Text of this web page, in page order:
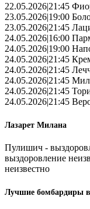
22.05.2026|21:45
23.05.2026|19:00
23.05.2026|21:45
24.05.2026|16:00
24.05.2026|19:00
24.05.2026|21:45
24.05.2026|21:45
24.05.2026|21:45
24.05.2026|21:45
24.05.2026|21:45
Лазарет Милана
Пулишич -
выздоровление
неизвестно
Лучшие бомбардиры